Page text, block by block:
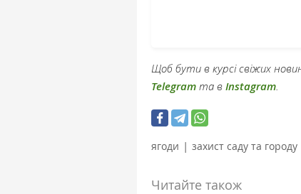
Щоб бути в курсі свіжих
Telegram та в Instagram
ягоди | захист саду та городу
Читайте також